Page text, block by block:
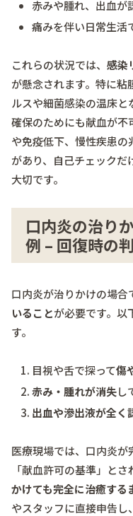
赤みや腫れ、出血が
痛みを伴い日常生活
これらの状況では、 感染
が懸念されます。特に粘
ルスや細菌感染の温床
確保のためにも献血が不
や免疫低下、慢性疾患
があり、自己チェック
大切です。
口内炎の治り
例 – 回復時の
口内炎が治りかけの場合
いることが必要です。以
す。
目視や舌で探って傷
赤み・腫れが消失し
出血や滲出液が全く
医療現場では、口内炎
「献血許可の基準」とさ
かけても完全に治癒する
やスタッフに直接申告